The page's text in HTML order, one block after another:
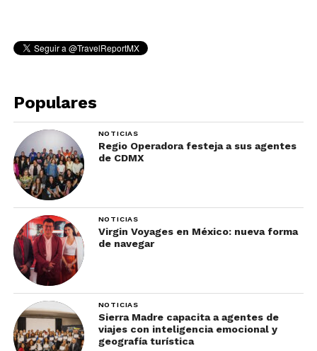
Populares
NOTICIAS
Regio Operadora festeja a sus agentes
de CDMX
NOTICIAS
Virgin Voyages en México: nueva forma
de navegar
NOTICIAS
Sierra Madre capacita a agentes de
viajes con inteligencia emocional y
geografía turística